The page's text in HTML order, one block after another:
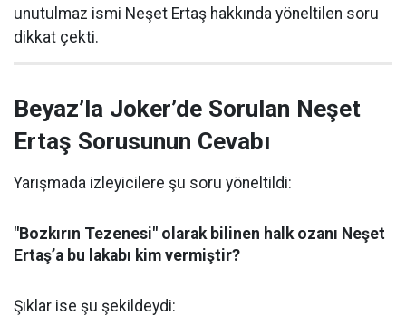
unutulmaz ismi Neşet Ertaş hakkında yöneltilen soru
dikkat çekti.
Beyaz’la Joker’de Sorulan Neşet
Ertaş Sorusunun Cevabı
Yarışmada izleyicilere şu soru yöneltildi:
"Bozkırın Tezenesi" olarak bilinen halk ozanı Neşet
Ertaş’a bu lakabı kim vermiştir?
Şıklar ise şu şekildeydi: